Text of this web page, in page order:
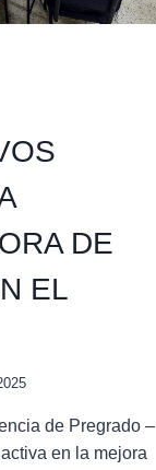
DE
EL
de Pregrado –
en la mejora